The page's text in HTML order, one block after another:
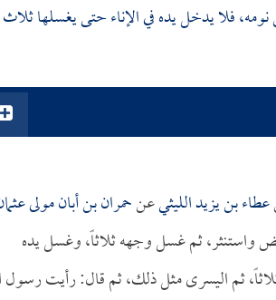
فلا يدخل يده في الإناء حتى يغسلها ثلاث
عطاء بن يزيد الليثيعنحمران بن أبان مولى
واستنثر، ثم غسل وجهه ثلاثاً، وغسل يده
ثم اليسرى مثل ذلك، ثم قال: رأيت رسول